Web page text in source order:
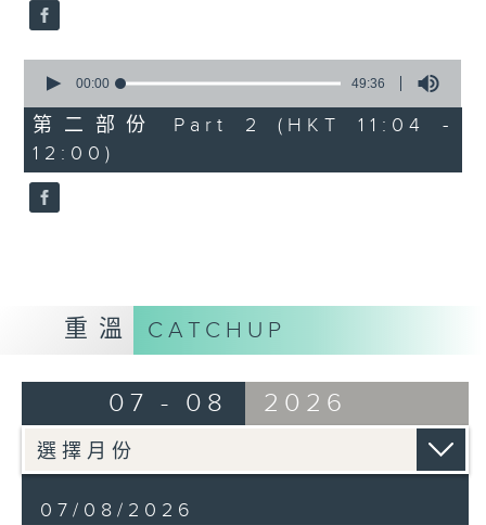
seconds
49
minutes,
36
seconds
00:00 49:36
第二部份 Part 2 (HKT 11:04 -
12:00)
重溫 CATCHUP
07 - 08 2026
07/08/2026